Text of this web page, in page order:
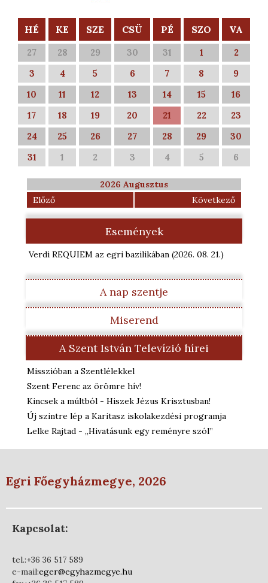
HÉ KE SZE CSÜ PÉ SZO VA
27 28 29 30 31 1
2
3
4 5 6 7 8
9
10
11 12 13 14 15
16
17
18 19 20 21 22
23
24
25 26 27 28 29
30
31
1 2 3 4 5 6
2026 Augusztus
Előző
Következő
Események
Verdi REQUIEM az egri bazilikában (2026. 08. 21.)
A nap szentje
Miserend
A Szent István Televízió hírei
Misszióban a Szentlélekkel
Szent Ferenc az örömre hív!
Kincsek a múltból - Hiszek Jézus Krisztusban!
Új szintre lép a Karitasz iskolakezdési programja
Lelke Rajtad - „Hivatásunk egy reményre szól”
Egri Főegyházmegye, 2026
Kapcsolat:
tel.:+36 36 517 589
e-mail:eger@egyhazmegye.hu